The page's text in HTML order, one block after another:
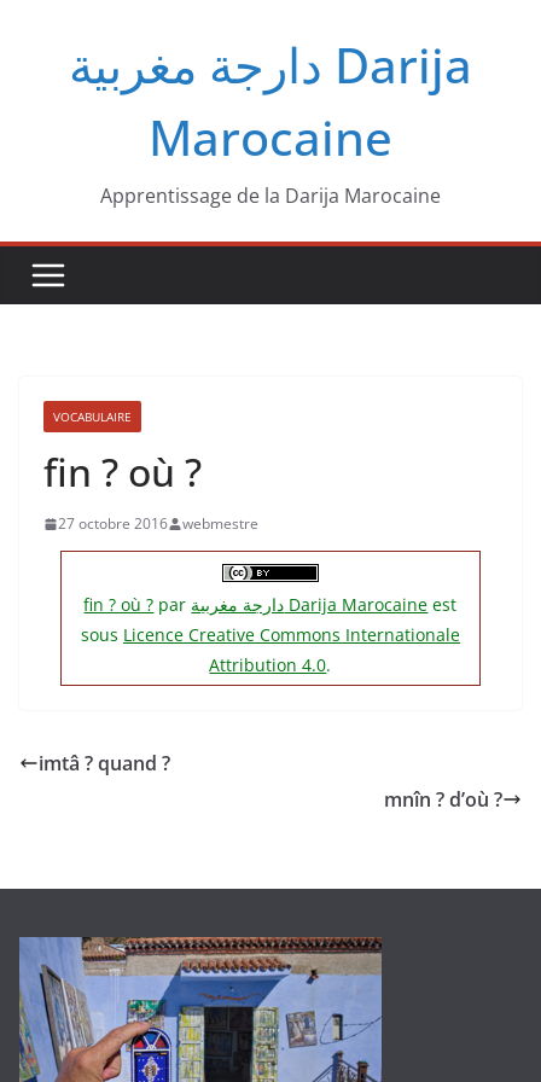
contenuدارجة مغربية‎ Darija
Marocaine
Apprentissage de la Darija Marocaine
VOCABULAIRE
fin ? où ?
27 octobre 2016 webmestre
fin ? où ? par دارجة مغربية‎ Darija Marocaine est
sous Licence Creative Commons Internationale
Attribution 4.0.
imtâ ? quand ?
mnîn ? d’où ?